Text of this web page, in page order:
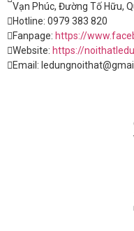
Vạn Phúc, Đường Tố Hữu,
Hotline: 0979 383 820
Fanpage: https://
Website: https://
Email: